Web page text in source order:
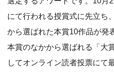
にて行われる授賞式に先立ち
から選ばれた本賞10作品が発
本賞のなかから選ばれる「大
してオンライン読者投票にて